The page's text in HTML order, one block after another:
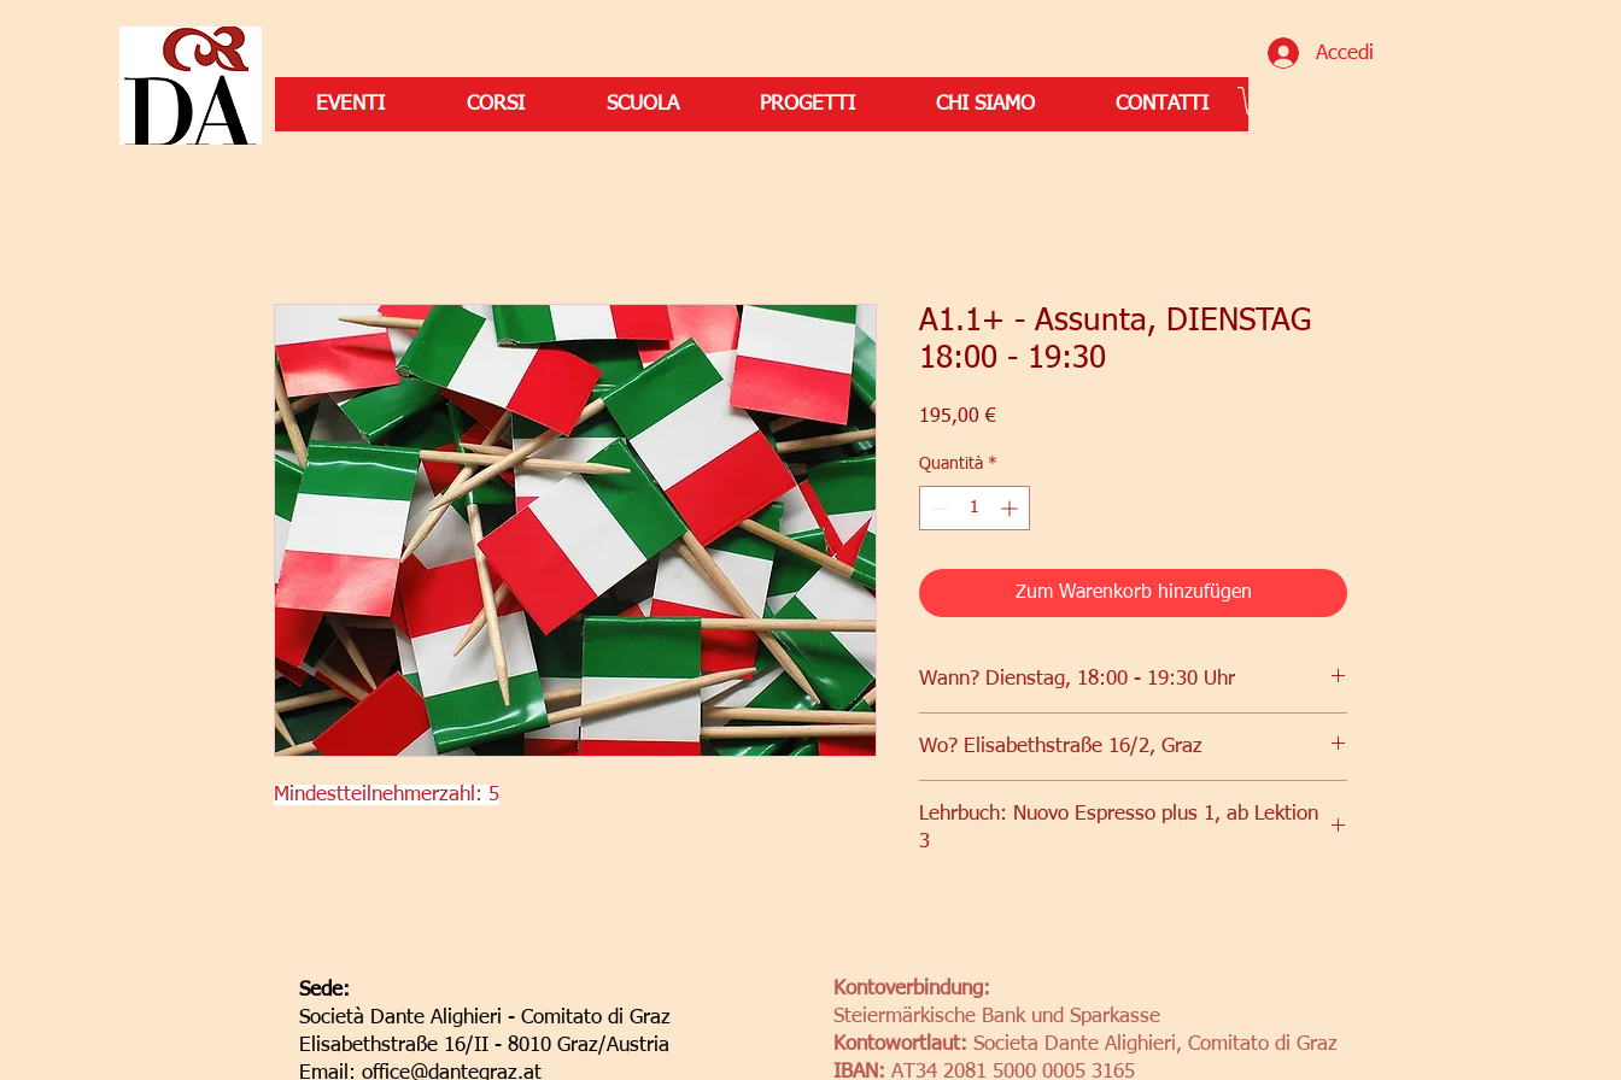
Accedi
EVENTI CORSI SCUOLA PROGETTI CHI SIAMO CONTATTI
Mindestteilnehmerzahl: 5
A1.1+ - Assunta, DIENSTAG
18:00 - 19:30
195,00 €Prezzo
Quantità *
Zum Warenkorb hinzufügen
Wann? Dienstag, 18:00 - 19:30 Uhr
Wo? Elisabethstraße 16/2, Graz
Lehrbuch: Nuovo Espresso plus 1, ab Lektion
3
Sede:
Società Dante Alighieri - Comitato di Graz
Elisabethstraße 16/II - 8010 Graz/Austria
Email: office@dantegraz.at
Kontoverbindung:
Steiermärkische Bank und Sparkasse
Kontowortlaut: Societa Dante Alighieri, Comitato di Graz
IBAN: AT34 2081 5000 0005 3165